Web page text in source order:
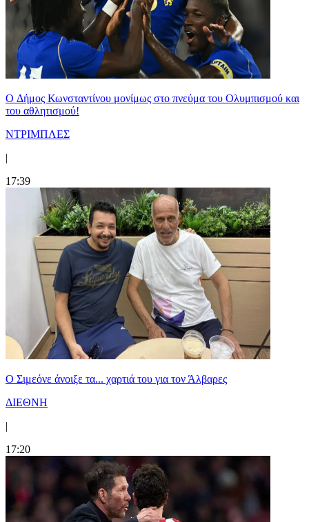
O Δήμος Κωνσταντίνου μονίμως στο πνεύμα του Ολυμπισμού και
του αθλητισμού!
ΝΤΡΙΜΠΛΕΣ
|
17:39
Ο Σιμεόνε άνοιξε τα... χαρτιά του για τον Άλβαρες
ΔΙΕΘΝΗ
|
17:20